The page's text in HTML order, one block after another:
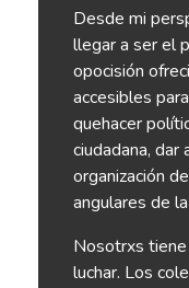
Desde mi
llegar a ser el
opocisión
accesibles
quehacer
ciudadana, dar
organización
angulares de
Nosotrxs tiene
luchar. Los